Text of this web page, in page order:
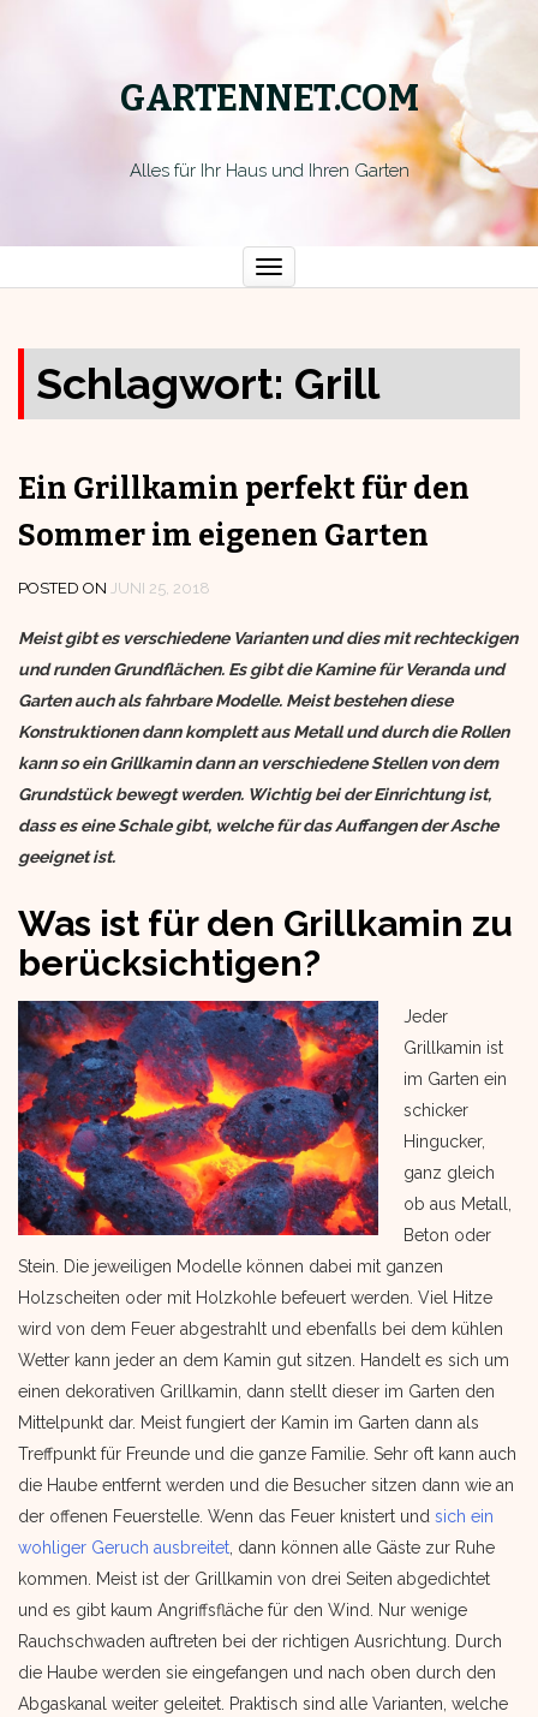
GARTENNET.COM
Alles für Ihr Haus und Ihren Garten
Toggle
navigation
Schlagwort: Grill
Ein Grillkamin perfekt für den
Sommer im eigenen Garten
POSTED ON JUNI 25, 2018
Meist gibt es verschiedene Varianten und dies mit rechteckigen
und runden Grundflächen. Es gibt die Kamine für Veranda und
Garten auch als fahrbare Modelle. Meist bestehen diese
Konstruktionen dann komplett aus Metall und durch die Rollen
kann so ein Grillkamin dann an verschiedene Stellen von dem
Grundstück bewegt werden. Wichtig bei der Einrichtung ist,
dass es eine Schale gibt, welche für das Auffangen der Asche
geeignet ist.
Was ist für den Grillkamin zu
berücksichtigen?
Jeder
Grillkamin ist
im Garten ein
schicker
Hingucker,
ganz gleich
ob aus Metall,
Beton oder
Stein. Die jeweiligen Modelle können dabei mit ganzen
Holzscheiten oder mit Holzkohle befeuert werden. Viel Hitze
wird von dem Feuer abgestrahlt und ebenfalls bei dem kühlen
Wetter kann jeder an dem Kamin gut sitzen. Handelt es sich um
einen dekorativen Grillkamin, dann stellt dieser im Garten den
Mittelpunkt dar. Meist fungiert der Kamin im Garten dann als
Treffpunkt für Freunde und die ganze Familie. Sehr oft kann auch
die Haube entfernt werden und die Besucher sitzen dann wie an
der offenen Feuerstelle. Wenn das Feuer knistert und sich ein
wohliger Geruch ausbreitet , dann können alle Gäste zur Ruhe
kommen. Meist ist der Grillkamin von drei Seiten abgedichtet
und es gibt kaum Angriffsfläche für den Wind. Nur wenige
Rauchschwaden auftreten bei der richtigen Ausrichtung. Durch
die Haube werden sie eingefangen und nach oben durch den
Abgaskanal weiter geleitet. Praktisch sind alle Varianten, welche